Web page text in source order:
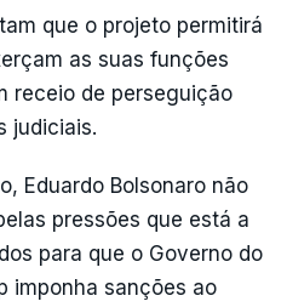
que o projeto permitirá
as suas funções
receio de perseguição
judiciais.
Eduardo Bolsonaro não
pressões que está a
para que o Governo do
imponha sanções ao